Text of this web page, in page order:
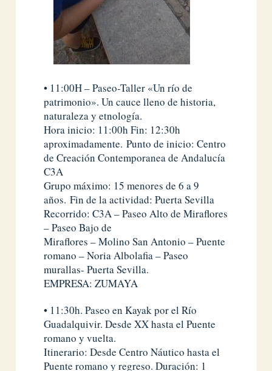
• 11:00H – Paseo-Taller «Un río de
patrimonio». Un cauce lleno de historia,
naturaleza y etnología.
Hora inicio: 11:00h Fin: 12:30h
aproximadamente. Punto de inicio: Centro
de Creación Contemporanea de Andalucía
C3A
Grupo máximo: 15 menores de 6 a 9
años. Fin de la actividad: Puerta Sevilla
Recorrido: C3A – Paseo Alto de Miraflores
– Paseo Bajo de
Miraflores – Molino San Antonio – Puente
romano – Noria Albolafia – Paseo
murallas- Puerta Sevilla.
EMPRESA: ZUMAYA
• 11:30h. Paseo en Kayak por el Río
Guadalquivir. Desde XX hasta el Puente
romano y vuelta.
Itinerario: Desde Centro Náutico hasta el
Puente romano y regreso. Duración: 1